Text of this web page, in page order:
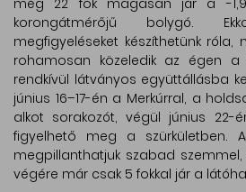
még 22 fok magasan jár a -
korongátmérőjű bolygó.
megfigyeléseket készíthetünk
rohamosan közeledik az égen a
rendkívül látványos együttállásba
június 16–17-én a Merkúrral, a
alkot sorakozót, végül június 22-
figyelhető meg a szürkületben.
megpillanthatjuk szabad
végére már csak 5 fokkal jár a